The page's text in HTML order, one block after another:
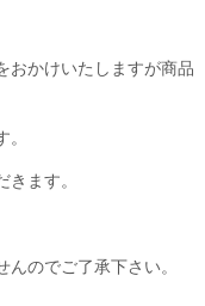
おかけいたしますが商品
ます。
のでご了承下さい。